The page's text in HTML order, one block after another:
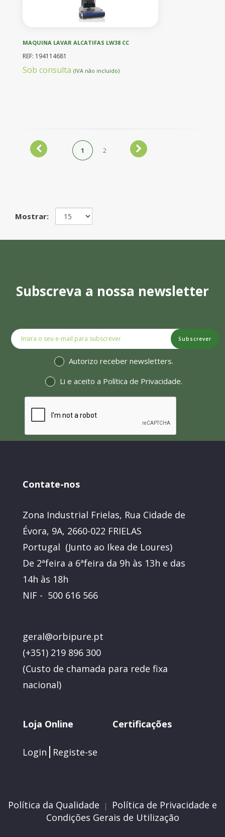
MAQUINA LAVAR ALCATIFAS LW38 CC
REF: 194114681
Sob consulta (IVA não incluído)
1 2
Mostrar:
Subscreva a nossa newsletter
Subscrever
Autorizo receber newsletters.
Li e aceito a Política de Privacidade.
Contate-nos
Zona Industrial Frielas, Rua Cidade de
Évora, 9A, 2660-022 FRIELAS
Portugal (Junto ao Ikea de Loures)
De 2ªfeira a 6ªfeira da 9h às 13h e das
14h às 18h
NIF - 500 616 566
geral@orbipure.pt
(+351) 219 896 300
(Custo de chamada para rede fixa
nacional)
Loja Online
Login Registe-se
Certificações
Política da Qualidade | Política de Privacidade e
Condições Gerais de Utilização